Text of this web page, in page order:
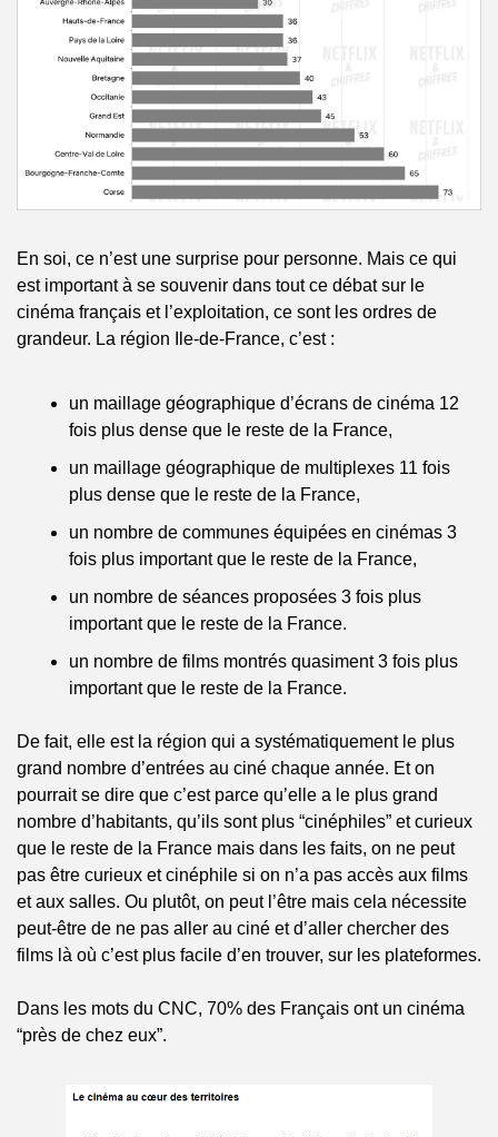
En soi, ce n’est une surprise pour personne. Mais ce qui
est important à se souvenir dans tout ce débat sur le
cinéma français et l’exploitation, ce sont les ordres de
grandeur. La région Ile-de-France, c’est :
un maillage géographique d’écrans de cinéma 12
fois plus dense que le reste de la France,
un maillage géographique de multiplexes 11 fois
plus dense que le reste de la France,
un nombre de communes équipées en cinémas 3
fois plus important que le reste de la France,
un nombre de séances proposées 3 fois plus
important que le reste de la France.
un nombre de films montrés quasiment 3 fois plus
important que le reste de la France.
De fait, elle est la région qui a systématiquement le plus
grand nombre d’entrées au ciné chaque année. Et on
pourrait se dire que c’est parce qu’elle a le plus grand
nombre d’habitants, qu’ils sont plus “cinéphiles” et curieux
que le reste de la France mais dans les faits, on ne peut
pas être curieux et cinéphile si on n’a pas accès aux films
et aux salles. Ou plutôt, on peut l’être mais cela nécessite
peut-être de ne pas aller au ciné et d’aller chercher des
films là où c’est plus facile d’en trouver, sur les plateformes.
Dans les mots du CNC, 70% des Français ont un cinéma
“près de chez eux”.